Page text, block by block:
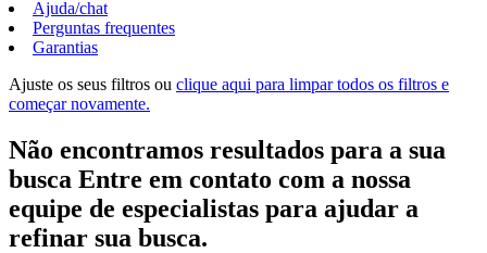
Ajuda/chat
Perguntas frequentes
Garantias
Ajuste os seus filtros ou clique aqui para limpar todos os filtros e
começar novamente.
Não encontramos resultados para a sua
busca Entre em contato com a nossa
equipe de especialistas para ajudar a
refinar sua busca.